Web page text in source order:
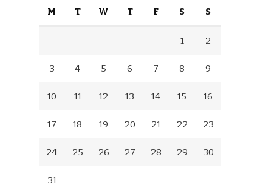
M T W T F S S
1 2
3 4 5 6 7 8 9
10 11 12 13 14 15 16
17 18 19 20 21 22 23
24 25 26 27 28 29 30
31